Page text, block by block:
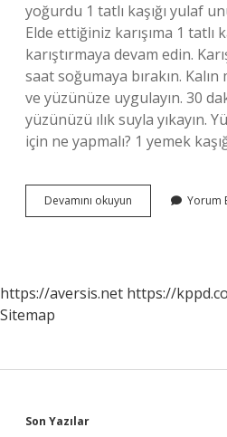
yoğurdu 1 tatlı kaşığı yulaf
Elde ettiğiniz karışıma 1 tatlı
karıştırmaya devam edin.
saat soğumaya bırakın.
ve yüzünüze uygulayın. 30
yüzünüzü ılık suyla yıkayın.
için ne yapmalı? 1 yemek
Devamını okuyun
Beyazlatmak
Yorum
https://aversis.net https://
Sitemap
Son Yazılar